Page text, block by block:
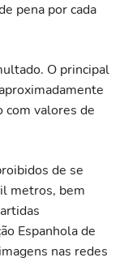
pena por cada
O principal
com valores de
de se
metros, bem
Espanhola de
nas redes